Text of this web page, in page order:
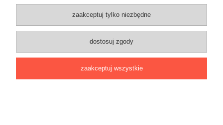
Pozostałe
Łatwy dojazd z Sopotu, Gdańska i Gdyni - przekonaj się i kup również na
miejscu!
ONELED, ul. Kasprowicza 4, 83-000 Pruszcz Gdański
e-mail: biuro@oneled.pl | tel.: 511-711-113 | tel.: 511-115-157 | tel.: 511-711-
zaakceptuj tylko niezbędne
dostosuj zgody
zaakceptuj wszystkie